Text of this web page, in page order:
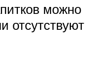
можно
отсутствуют